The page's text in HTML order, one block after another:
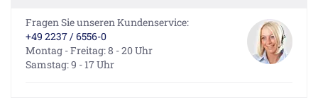
Fragen Sie unseren Kundenservice:
+49 2237 / 6556-0
Montag - Freitag: 8 - 20 Uhr
Samstag: 9 - 17 Uhr